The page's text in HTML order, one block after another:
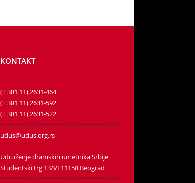
KONTAKT
(+ 381 11) 2631-464
(+ 381 11) 2631-592
(+ 381 11) 2631-522
udus@udus.org.rs
Udruženje dramskih umetnika Srbije
Studentski trg 13/VI 11158 Beograd